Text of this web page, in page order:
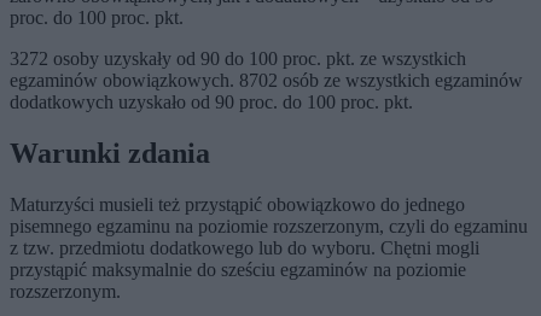
proc. do 100 proc. pkt.
3272 osoby uzyskały od 90 do 100 proc. pkt. ze wszystkich
egzaminów obowiązkowych. 8702 osób ze wszystkich egzaminów
dodatkowych uzyskało od 90 proc. do 100 proc. pkt.
Warunki zdania
Maturzyści musieli też przystąpić obowiązkowo do jednego
pisemnego egzaminu na poziomie rozszerzonym, czyli do egzaminu
z tzw. przedmiotu dodatkowego lub do wyboru. Chętni mogli
przystąpić maksymalnie do sześciu egzaminów na poziomie
rozszerzonym.